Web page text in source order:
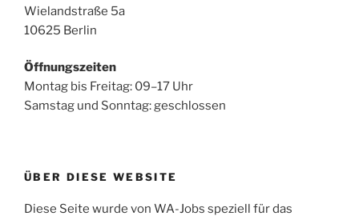
Wielandstraße 5a
10625 Berlin
Öffnungszeiten
Montag bis Freitag: 09–17 Uhr
Samstag und Sonntag: geschlossen
ÜBER DIESE WEBSITE
Diese Seite wurde von WA-Jobs speziell für das